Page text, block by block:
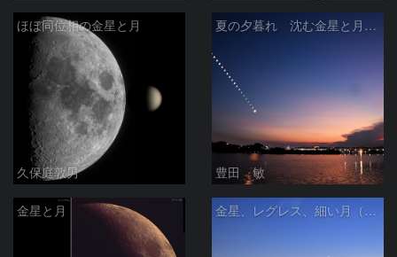
ほぼ同位相の金星と月
久保庭敦男
夏の夕暮れ 沈む金星と月 2026/7/20
豊田 敏
金星と月 金星、レグレス、細い月（７月１６日）